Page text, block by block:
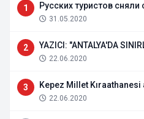
1 Русских туристов
31.05.2020
2 YAZICI: "ANTALYA'DA
22.06.2020
3 Kepez Millet Kıraathanesi
22.06.2020